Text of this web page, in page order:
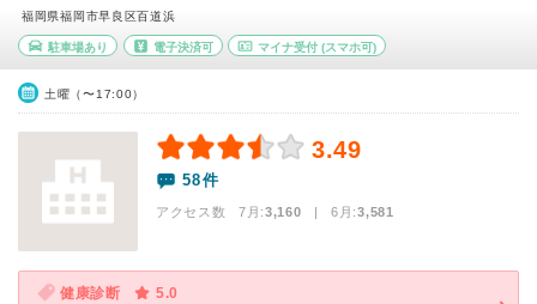
福岡県福岡市早良区百道浜
駐車場あり 電子決済可 マイナ受付 (スマホ可)
土曜（〜17:00）
3.49
58件
アクセス数 7月:3,160 | 6月:3,581
健康診断
5.0